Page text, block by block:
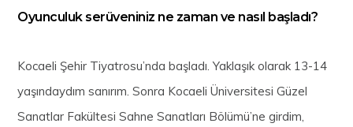
Oyunculuk serüveniniz ne zaman ve nasıl başladı?
Kocaeli Şehir Tiyatrosu’nda başladı. Yaklaşık olarak 13-14
yaşındaydım sanırım. Sonra Kocaeli Üniversitesi Güzel
Sanatlar Fakültesi Sahne Sanatları Bölümü’ne girdim,